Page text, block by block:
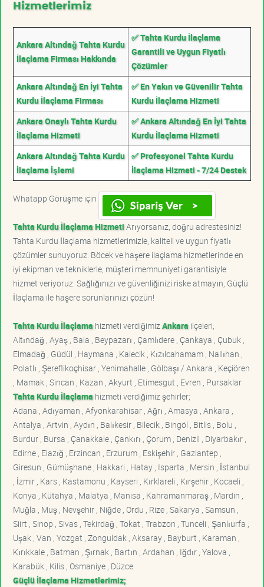
Hizmetlerimiz
Ankara Altındağ Tahta Kurdu
İlaçlama Firması Hakkında
✅ Tahta Kurdu İlaçlama
Garantili ve Uygun Fiyatlı
Çözümler
Ankara Altındağ En İyi Tahta
Kurdu İlaçlama Firması
✅ En Yakın ve Güvenilir Tahta
Kurdu İlaçlama Hizmeti
Ankara Onaylı Tahta Kurdu
İlaçlama Hizmeti
✅ Ankara Altındağ En İyi Tahta
Kurdu İlaçlama Hizmeti
Ankara Altındağ Tahta Kurdu
İlaçlama İşlemi
✅ Profesyonel Tahta Kurdu
İlaçlama Hizmeti - 7/24 Destek
Whatapp Görüşme için
Tahta Kurdu İlaçlama HizmetiArıyorsanız, doğru adrestesiniz!
Tahta Kurdu İlaçlama hizmetlerimizle, kaliteli ve uygun fiyatlı
çözümler sunuyoruz. Böcek ve haşere ilaçlama hizmetlerinde en
iyi ekipman ve tekniklerle, müşteri memnuniyeti garantisiyle
hizmet veriyoruz. Sağlığınızı ve güvenliğinizi riske atmayın, Güçlü
İlaçlama ile haşere sorunlarınızı çözün!
Tahta Kurdu İlaçlama hizmeti verdiğimiz Ankara ilçeleri;
Altındağ , Ayaş , Bala , Beypazarı , Çamlıdere , Çankaya , Çubuk ,
Elmadağ , Güdül , Haymana , Kalecik , Kızılcahamam , Nallıhan ,
Polatlı , Şereflikoçhisar , Yenimahalle , Gölbaşı / Ankara , Keçiören
, Mamak , Sincan , Kazan , Akyurt , Etimesgut , Evren , Pursaklar
Tahta Kurdu İlaçlama hizmeti verdiğimiz şehirler;
Adana , Adıyaman , Afyonkarahisar , Ağrı , Amasya , Ankara ,
Antalya , Artvin , Aydın , Balıkesir , Bilecik , Bingöl , Bitlis , Bolu ,
Burdur , Bursa , Çanakkale , Çankırı , Çorum , Denizli , Diyarbakır ,
Edirne , Elazığ , Erzincan , Erzurum , Eskişehir , Gaziantep ,
Giresun , Gümüşhane , Hakkari , Hatay , Isparta , Mersin , İstanbul
, İzmir , Kars , Kastamonu , Kayseri , Kırklareli , Kırşehir , Kocaeli ,
Konya , Kütahya , Malatya , Manisa , Kahramanmaraş , Mardin ,
Muğla , Muş , Nevşehir , Niğde , Ordu , Rize , Sakarya , Samsun ,
Siirt , Sinop , Sivas , Tekirdağ , Tokat , Trabzon , Tunceli , Şanlıurfa ,
Uşak , Van , Yozgat , Zonguldak , Aksaray , Bayburt , Karaman ,
Kırıkkale , Batman , Şırnak , Bartın , Ardahan , Iğdır , Yalova ,
Karabük , Kilis , Osmaniye , Düzce
Güçlü İlaçlama Hizmetlerimiz;